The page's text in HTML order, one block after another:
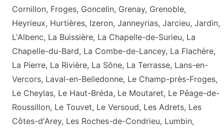
Cornillon, Froges, Goncelin, Grenay, Grenoble,
Heyrieux, Hurtières, Izeron, Janneyrias, Jarcieu, Jardin,
L'Albenc, La Buissière, La Chapelle-de-Surieu, La
Chapelle-du-Bard, La Combe-de-Lancey, La Flachère,
La Pierre, La Rivière, La Sône, La Terrasse, Lans-en-
Vercors, Laval-en-Belledonne, Le Champ-près-Froges,
Le Cheylas, Le Haut-Bréda, Le Moutaret, Le Péage-de-
Roussillon, Le Touvet, Le Versoud, Les Adrets, Les
Côtes-d'Arey, Les Roches-de-Condrieu, Lumbin,